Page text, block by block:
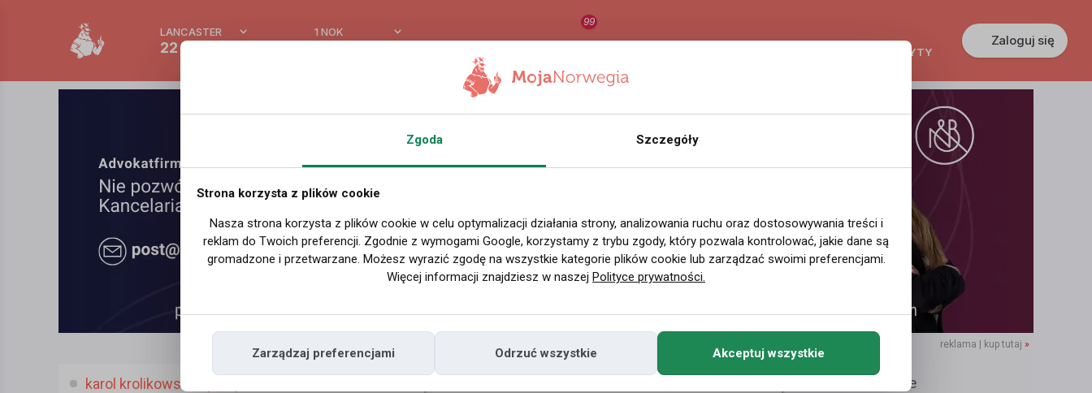
LANCASTER
22 °C
1 NOK
99
KREDYTY
Zaloguj się
reklama | kup tutaj »
karol krolikowskki, (35 l.) Polecane profile
Zgoda Szczegóły
Strona korzysta z plików cookie
Nasza strona korzysta z plików cookie w celu optymalizacji działania strony, analizowania ruchu oraz dostosowywania treści i
reklam do Twoich preferencji. Zgodnie z wymogami Google, korzystamy z trybu zgody, który pozwala kontrolować, jakie dane są
gromadzone i przetwarzane. Możesz wyrazić zgodę na wszystkie kategorie plików cookie lub zarządzać swoimi preferencjami.
Więcej informacji znajdziesz w naszej Polityce prywatności.
Zarządzaj preferencjami Odrzuć wszystkie Akceptuj wszystkie